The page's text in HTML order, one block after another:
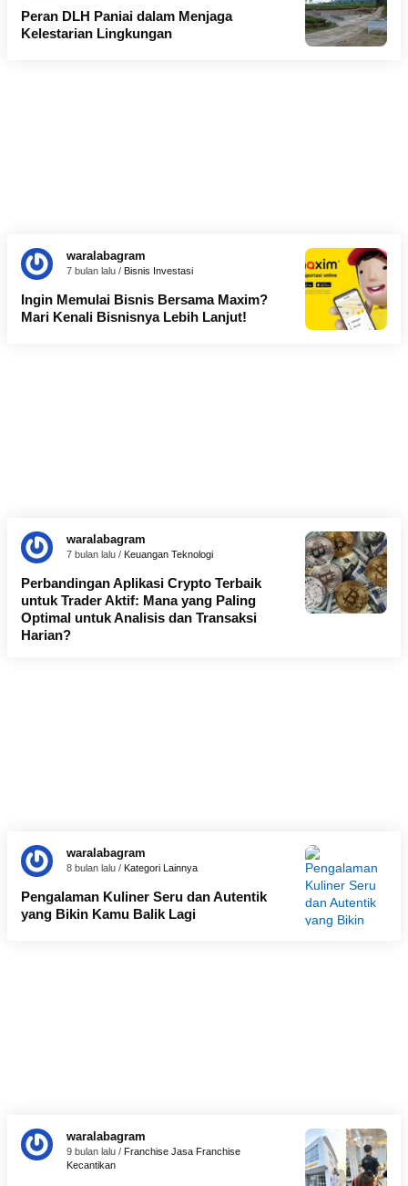
Peran DLH Paniai dalam Menjaga
Kelestarian Lingkungan
waralabagram
7 bulan lalu / Bisnis Investasi
Ingin Memulai Bisnis Bersama Maxim?
Mari Kenali Bisnisnya Lebih Lanjut!
waralabagram
7 bulan lalu / Keuangan Teknologi
Perbandingan Aplikasi Crypto Terbaik
untuk Trader Aktif: Mana yang Paling
Optimal untuk Analisis dan Transaksi
Harian?
waralabagram
8 bulan lalu / Kategori Lainnya
Pengalaman Kuliner Seru dan Autentik
yang Bikin Kamu Balik Lagi
waralabagram
9 bulan lalu / Franchise Jasa Franchise
Kecantikan